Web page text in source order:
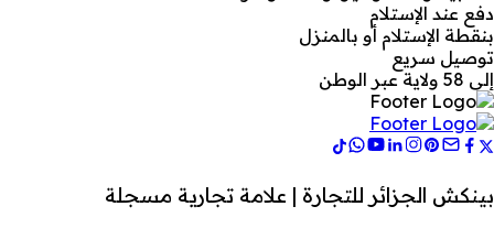
دفع عند الإستلام
بنقطة الإستلام أو بالمنزل
توصيل سريع
إلى 58 ولاية عبر الوطن
بينكش الجزائر للتجارة | علامة تجارية مسجلة